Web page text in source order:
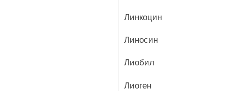
Линкоцин
Линосин
Лиобил
Лиоген